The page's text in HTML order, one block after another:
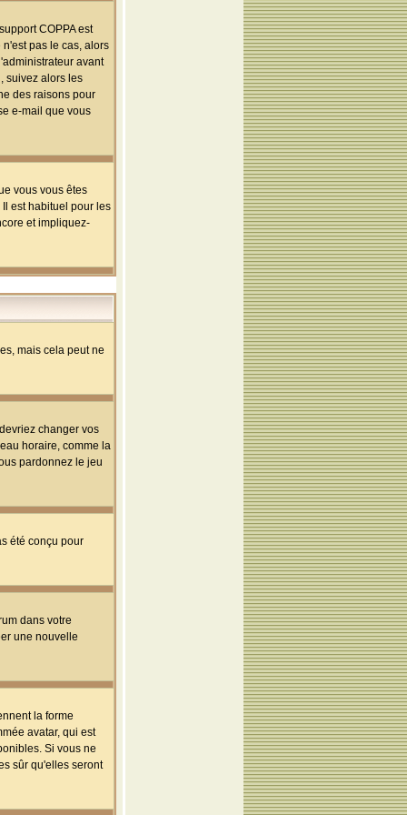
COPPA est
pas le cas, alors
avant
suivez alors les
des raisons pour
e-mail que vous
vous vous êtes
est habituel pour les
et impliquez-
mais cela peut ne
changer vos
horaire, comme la
pardonnez le jeu
été conçu pour
dans votre
une nouvelle
la forme
avatar, qui est
Si vous ne
sûr qu'elles seront